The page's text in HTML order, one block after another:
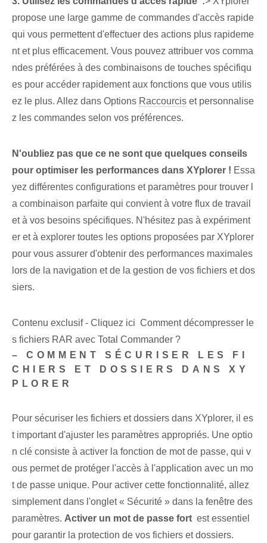
propose une large gamme de commandes d'accès rapide
qui vous permettent d'effectuer des actions plus rapideme
nt et plus efficacement. Vous pouvez attribuer vos comma
ndes préférées à des combinaisons de touches spécifiqu
es pour accéder rapidement aux fonctions que vous utilis
ez le plus. Allez dans Options Raccourcis et personnalise
z les commandes selon vos préférences.
N'oubliez pas que ce ne sont que quelques conseils
pour optimiser les performances dans XYplorer ! Essa
yez différentes configurations et paramètres pour trouver l
a combinaison parfaite qui convient à votre flux de travail
et à vos besoins spécifiques. N'hésitez pas à expériment
er et à explorer toutes les options proposées par XYplorer
pour vous assurer d'obtenir des performances maximales
lors de la navigation et de la gestion de vos fichiers et dos
siers.
Contenu exclusif - Cliquez ici Comment décompresser le
s fichiers RAR avec Total Commander ?
– COMMENT SÉCURISER LES FI
CHIERS ET DOSSIERS DANS XY
PLORER
Pour sécuriser les fichiers et dossiers⁤ dans XYplorer, il es
t important d'ajuster les paramètres appropriés. Une optio
n clé consiste à activer la fonction de mot de passe, qui v
ous permet de protéger l'accès à l'application avec un mo
t de passe unique. Pour activer cette fonctionnalité, allez
simplement dans l'onglet « Sécurité » dans la fenêtre des
paramètres. Activer un mot de passe fort ‌ est essentiel
pour⁢ garantir la protection de vos fichiers et dossiers.